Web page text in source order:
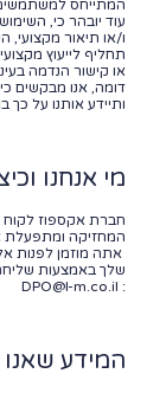
המתייחס
עוד יובהר כי,
ו/או תיאור מקצועי,
תחליף לייעוץ
או קישור הנדמה
דומה, אנו מבקשים
ותיידע אותנו על כך
מי אנחנו
המחזיקה ומתפעלת
אתה מוזמן לפנות
שלך באמצעות
:
DPO@l-m.co.il
המידע שאנו